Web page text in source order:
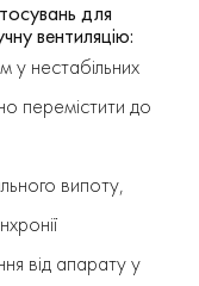
для
вентиляцію:
у нестабільних
перемістити до
випоту,
від апарату у